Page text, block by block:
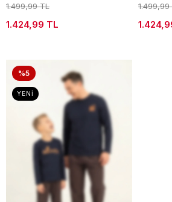
1.499,99 TL
1.424,99 TL
1.499,99
%5
YENI